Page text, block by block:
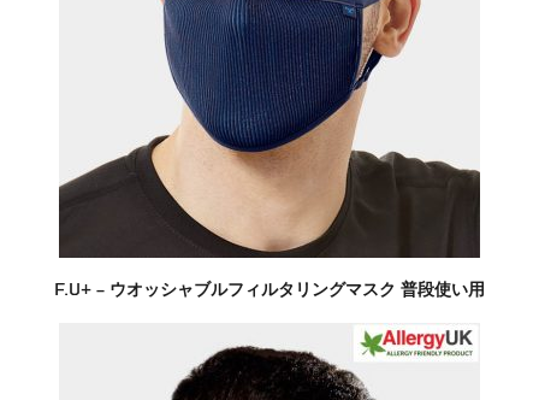
F.U+ – ウオッシャブルフィルタリングマスク 普段使い用